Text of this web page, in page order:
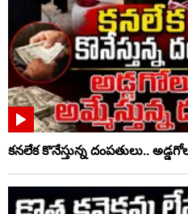
కనలేక కొనేస్తున్న దంపతులు..